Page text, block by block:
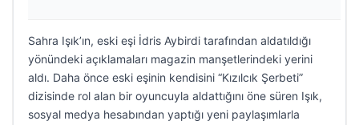
Sahra Işık’ın, eski eşi İdris Aybirdi tarafından aldatıldığı
yönündeki açıklamaları magazin manşetlerindeki yerini
aldı. Daha önce eski eşinin kendisini “Kızılcık Şerbeti”
dizisinde rol alan bir oyuncuyla aldattığını öne süren Işık,
sosyal medya hesabından yaptığı yeni paylaşımlarla